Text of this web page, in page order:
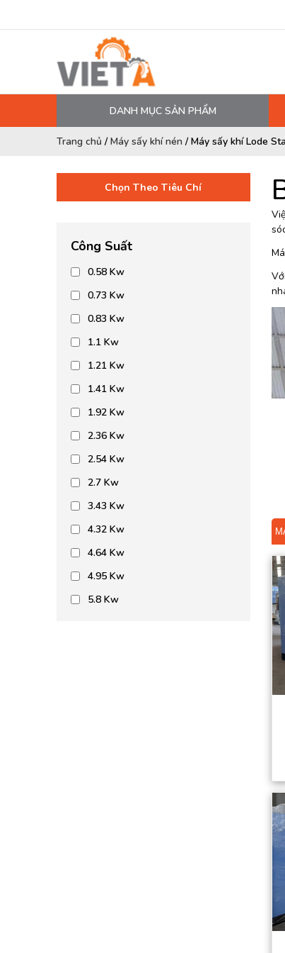
DANH MỤC SẢN PHẨM
MÁY NÉN KHÍ
LỌC MÁY NÉN KHÍ
Trang chủ /Máy sấy khí nén /Máy sấy khí Lode
Chọn Theo Tiêu Chí
Công Suất
0.58 Kw
0.73 Kw
0.83 Kw
1.1 Kw
1.21 Kw
1.41 Kw
1.92 Kw
2.36 Kw
2.54 Kw
2.7 Kw
3.43 Kw
4.32 Kw
4.64 Kw
4.95 Kw
5.8 Kw